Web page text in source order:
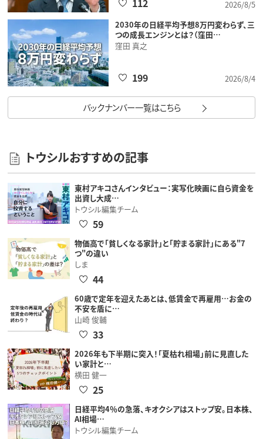
2026/8/5
112
2030年の日経平均予想8万円変わらず、三
つの成長エンジンとは？（窪田…
窪田 真之
2026/8/4
199
バックナンバー一覧はこちら
トウシルおすすめの記事
東村アキコさんインタビュー：実写化映画に自ら資金を
出資し大成…
トウシル編集チーム
59
物価高で「貧しくなる家計」と「貯まる家計」にある"7
つ"の違い
しま
44
60歳で定年を迎えたあとは、低賃金で再雇用…お金の
不安を盾に…
山崎 俊輔
33
2026年も下半期に突入！「夏枯れ相場」前に見直した
い家計と…
横田 健一
25
日経平均4％の急落、キオクシアはストップ安。日本株、
AI相場…
トウシル編集チーム